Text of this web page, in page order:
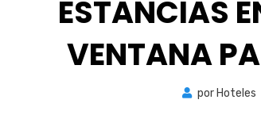
ESTANCIAS
VENTANA
por Hoteles